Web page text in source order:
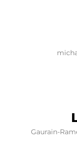
Gaurain-